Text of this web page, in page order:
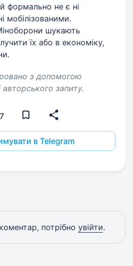
й формально не є ні
мобілізованими.
шукають
їх або в економіку,
з допомогою
запиту.
7
в Telegram
потрібно увійти.